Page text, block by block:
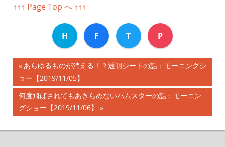
↑↑↑ Page Top へ ↑↑↑
H F T P
投
稿
ナ
ビ
前
の
記
事:
あらゆるものが消える！？透明シートの話：モーニングシ
ョー【2019/11/05】
次
の
事:
何度飛ばされてもあきらめないハムスターの話：モーニン
グショー【2019/11/06】